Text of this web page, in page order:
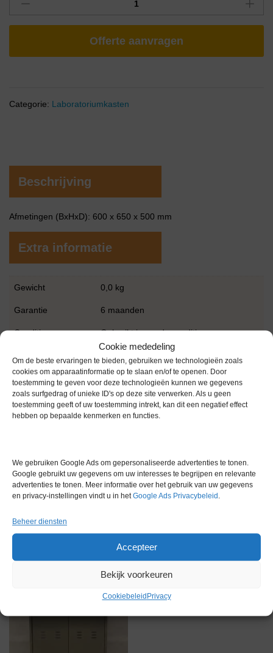
Cookie mededeling
Om de beste ervaringen te bieden, gebruiken we technologieën zoals
cookies om apparaatinformatie op te slaan en/of te openen. Door
toestemming te geven voor deze technologieën kunnen we gegevens
zoals surfgedrag of unieke ID's op deze site verwerken. Als u geen
toestemming geeft of uw toestemming intrekt, kan dit een negatief effect
hebben op bepaalde kenmerken en functies.
We gebruiken Google Ads om gepersonaliseerde advertenties te tonen.
Google gebruikt uw gegevens om uw interesses te begrijpen en relevante
advertenties te tonen. Meer informatie over het gebruik van uw gegevens
en privacy-instellingen vindt u in hetGoogle Ads Privacybeleid .
Beheer diensten
Accepteer
Bekijk voorkeuren
Cookiebeleid Privacy
Offerte aanvragen
Categorie: Laboratoriumkasten
Beschrijving
Afmetingen (BxHxD): 600 x 650 x 500 mm
Extra informatie
Gewicht 0,0 kg
Garantie 6 maanden
Conditie Gebruikt in goede conditie